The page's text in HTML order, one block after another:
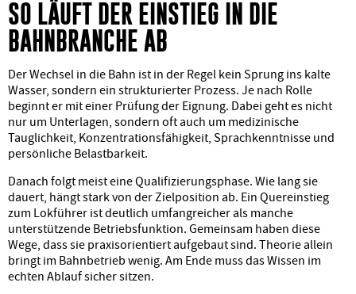
SO LÄUFT DER EINSTIEG IN DIE
BAHNBRANCHE AB
Der Wechsel in die Bahn ist in der Regel kein Sprung ins kalte
Wasser, sondern ein strukturierter Prozess. Je nach Rolle
beginnt er mit einer Prüfung der Eignung. Dabei geht es nicht
nur um Unterlagen, sondern oft auch um medizinische
Tauglichkeit, Konzentrationsfähigkeit, Sprachkenntnisse und
persönliche Belastbarkeit.
Danach folgt meist eine Qualifizierungsphase. Wie lang sie
dauert, hängt stark von der Zielposition ab. Ein Quereinstieg
zum Lokführer ist deutlich umfangreicher als manche
unterstützende Betriebsfunktion. Gemeinsam haben diese
Wege, dass sie praxisorientiert aufgebaut sind. Theorie allein
bringt im Bahnbetrieb wenig. Am Ende muss das Wissen im
echten Ablauf sicher sitzen.